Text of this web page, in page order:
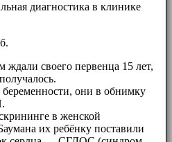
диагностика в клинике
своего первенца 15 лет,
беременности, они в обнимку
в женской
их ребёнку поставили